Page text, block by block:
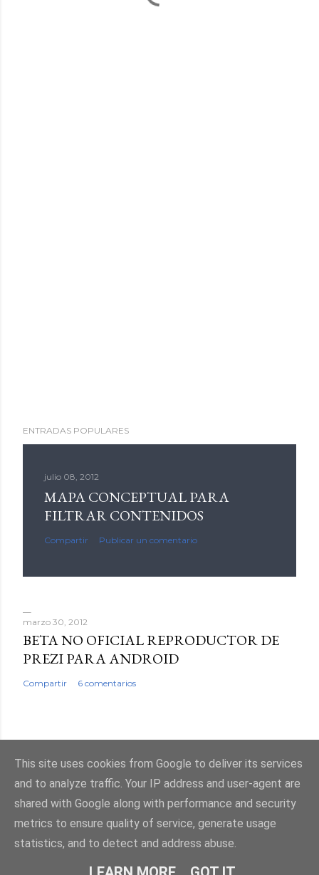
ENTRADAS POPULARES
julio 08, 2012
MAPA CONCEPTUAL PARA
FILTRAR CONTENIDOS
Compartir Publicar un comentario
marzo 30, 2012
BETA NO OFICIAL REPRODUCTOR DE
PREZI PARA ANDROID
Compartir 6 comentarios
Con la tecnología de Blogger
This site uses cookies from Google to deliver its services
and to analyze traffic. Your IP address and user-agent are
shared with Google along with performance and security
metrics to ensure quality of service, generate usage
statistics, and to detect and address abuse.